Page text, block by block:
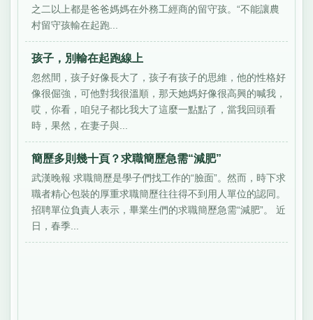
之二以上都是爸爸媽媽在外務工經商的留守孩。“不能讓農
村留守孩輸在起跑...
孩子，別輸在起跑線上
忽然間，孩子好像長大了，孩子有孩子的思維，他的性格好
像很倔強，可他對我很溫順，那天她媽好像很高興的喊我，
哎，你看，咱兒子都比我大了這麼一點點了，當我回頭看
時，果然，在妻子與...
簡歷多則幾十頁？求職簡歷急需“減肥”
武漢晚報 求職簡歷是學子們找工作的“臉面”。然而，時下求
職者精心包裝的厚重求職簡歷往往得不到用人單位的認同。
招聘單位負責人表示，畢業生們的求職簡歷急需“減肥”。 近
日，春季...